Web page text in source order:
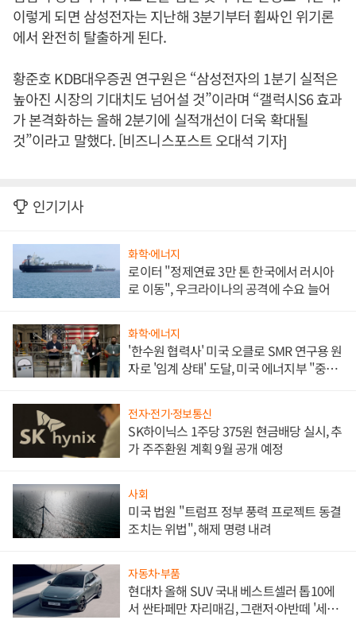
이렇게 되면 삼성전자는 지난해 3분기부터 휩싸인 위기론
에서 완전히 탈출하게 된다.
황준호 KDB대우증권 연구원은 “삼성전자의 1분기 실적은
높아진 시장의 기대치도 넘어설 것”이라며 “갤럭시S6 효과
가 본격화하는 올해 2분기에 실적개선이 더욱 확대될
것”이라고 말했다. [비즈니스포스트 오대석 기자]
인기기사
화학·에너지
로이터 "정제연료 3만 톤 한국에서 러시아
로 이동", 우크라이나의 공격에 수요 늘어
화학·에너지
'한수원 협력사' 미국 오클로 SMR 연구용 원
자로 '임계 상태' 도달, 미국 에너지부 "중요
전자·전기·정보통신
SK하이닉스 1주당 375원 현금배당 실시, 추
가 주주환원 계획 9월 공개 예정
사회
미국 법원 "트럼프 정부 풍력 프로젝트 동결
조치는 위법", 해제 명령 내려
자동차·부품
현대차 올해 SUV 국내 베스트셀러 톱10에
서 싼타페만 자리매김, 그랜저·아반떼 '세단